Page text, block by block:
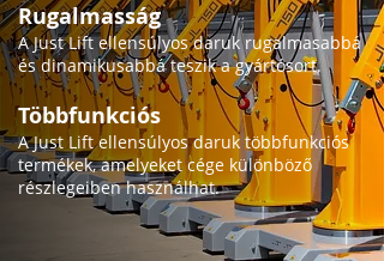
Rugalmasság
A Just Lift ellensúlyos daruk rugalmasabbá
és dinamikusabbá teszik a gyártósort.
Többfunkciós
A Just Lift ellensúlyos daruk többfunkciós
termékek, amelyeket cége különböző
részlegeiben használhat.